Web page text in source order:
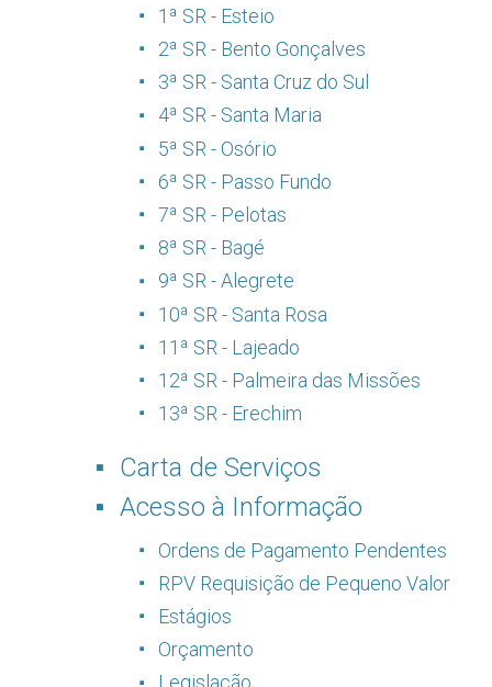
1ª SR - Esteio
2ª SR - Bento Gonçalves
3ª SR - Santa Cruz do Sul
4ª SR - Santa Maria
5ª SR - Osório
6ª SR - Passo Fundo
7ª SR - Pelotas
8ª SR - Bagé
9ª SR - Alegrete
10ª SR - Santa Rosa
11ª SR - Lajeado
12ª SR - Palmeira das Missões
13ª SR - Erechim
Carta de Serviços
Acesso à Informação
Ordens de Pagamento Pendentes
RPV Requisição de Pequeno Valor
Estágios
Orçamento